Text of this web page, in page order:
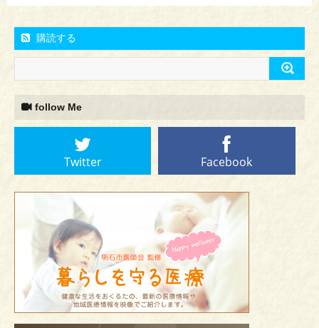
購読する
follow Me
Twitter Facebook